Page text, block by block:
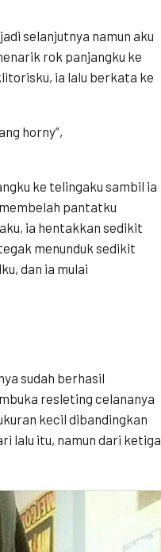
selanjutnya namun aku
rok panjangku ke
ia lalu berkata ke
horny”,
ke telingaku sambil ia
pantatku
ia hentakkan sedikit
menunduk sedikit
dan ia mulai
sudah berhasil
resleting celananya
kecil dibandingkan
lalu itu, namun dari ketiga